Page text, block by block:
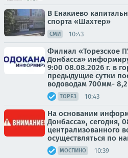
В Енакиево
спорта «Шахтер»
СМИ 10:43
Филиал «Торезское
Донбасса»
9:00 08.08.2026 г. в
предыдущие сутки
водоводам 700мм-
ТОРЕЗ 10:43
На основании
Донбасса», сегодня,
централизованного
осуществляться по
МОСПИНО 10:39